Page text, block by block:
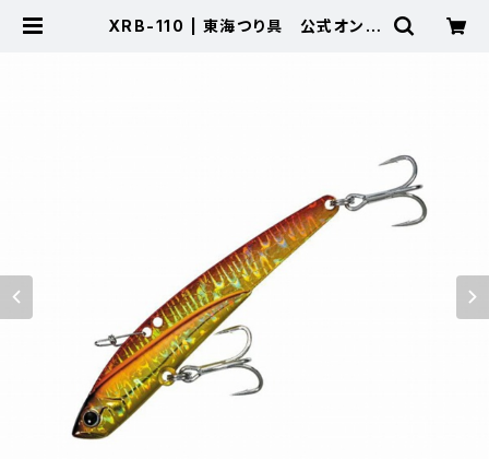
XRB-110 | 東海つり具 公式オンラ